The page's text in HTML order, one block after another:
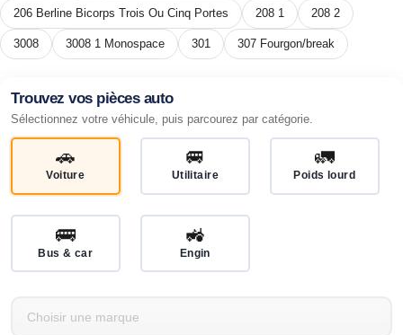
206 Berline Bicorps Trois Ou Cinq Portes 208 1 208 2
3008 3008 1 Monospace 301 307 Fourgon/break
Trouvez vos pièces auto
Sélectionnez votre véhicule, puis parcourez par catégorie.
🚗
Voiture
🚐
Utilitaire
🚛
Poids lourd
🚌
Bus & car
🚜
Engin